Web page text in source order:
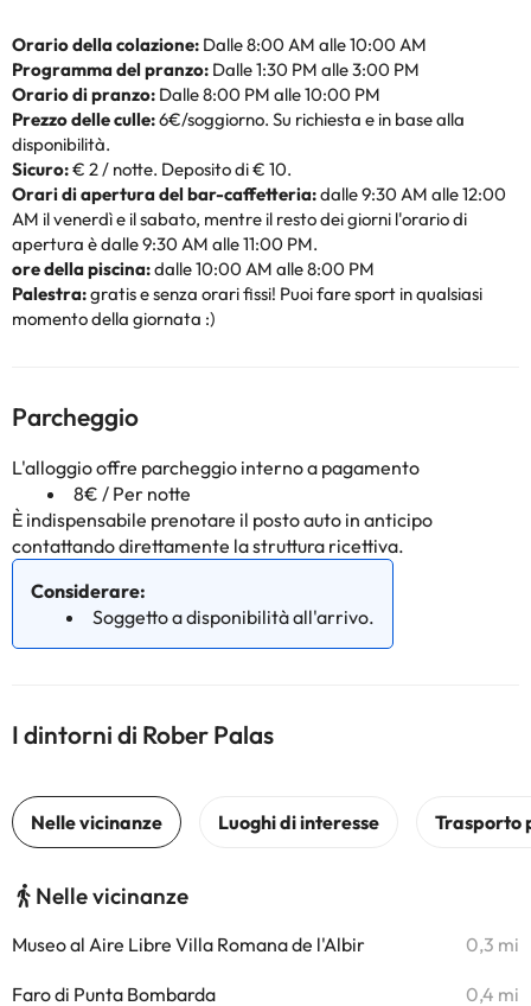
Orario della colazione: Dalle 8:00 AM alle 10:00 AM
Programma del pranzo: Dalle 1:30 PM alle 3:00 PM
Orario di pranzo: Dalle 8:00 PM alle 10:00 PM
Prezzo delle culle:6€/soggiorno. Su richiesta e in base alla
disponibilità.
Sicuro:€ 2 / notte. Deposito di € 10.
Orari di apertura del bar-caffetteria:dalle 9:30 AM alle 12:00
AM il venerdì e il sabato, mentre il resto dei giorni l'orario di
apertura è dalle 9:30 AM alle 11:00 PM.
ore della piscina:dalle 10:00 AM alle 8:00 PM
Palestra:gratis e senza orari fissi! Puoi fare sport in qualsiasi
momento della giornata :)
Parcheggio
L'alloggio offre parcheggio interno a pagamento
8€ / Per notte
È indispensabile prenotare il posto auto in anticipo
contattando direttamente la struttura ricettiva.
Considerare:
Soggetto a disponibilità all'arrivo.
I dintorni di Rober Palas
Nelle vicinanze
Museo al Aire Libre Villa Romana de l'Albir 0,3 mi
Faro di Punta Bombarda 0,4 mi